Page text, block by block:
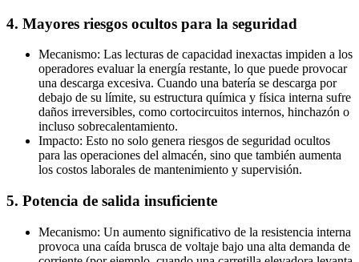
4. Mayores riesgos ocultos para la seguridad
Mecanismo: Las lecturas de capacidad inexactas impiden a los
operadores evaluar la energía restante, lo que puede provocar
una descarga excesiva. Cuando una batería se descarga por
debajo de su límite, su estructura química y física interna sufre
daños irreversibles, como cortocircuitos internos, hinchazón o
incluso sobrecalentamiento.
Impacto: Esto no solo genera riesgos de seguridad ocultos
para las operaciones del almacén, sino que también aumenta
los costos laborales de mantenimiento y supervisión.
5. Potencia de salida insuficiente
Mecanismo: Un aumento significativo de la resistencia interna
provoca una caída brusca de voltaje bajo una alta demanda de